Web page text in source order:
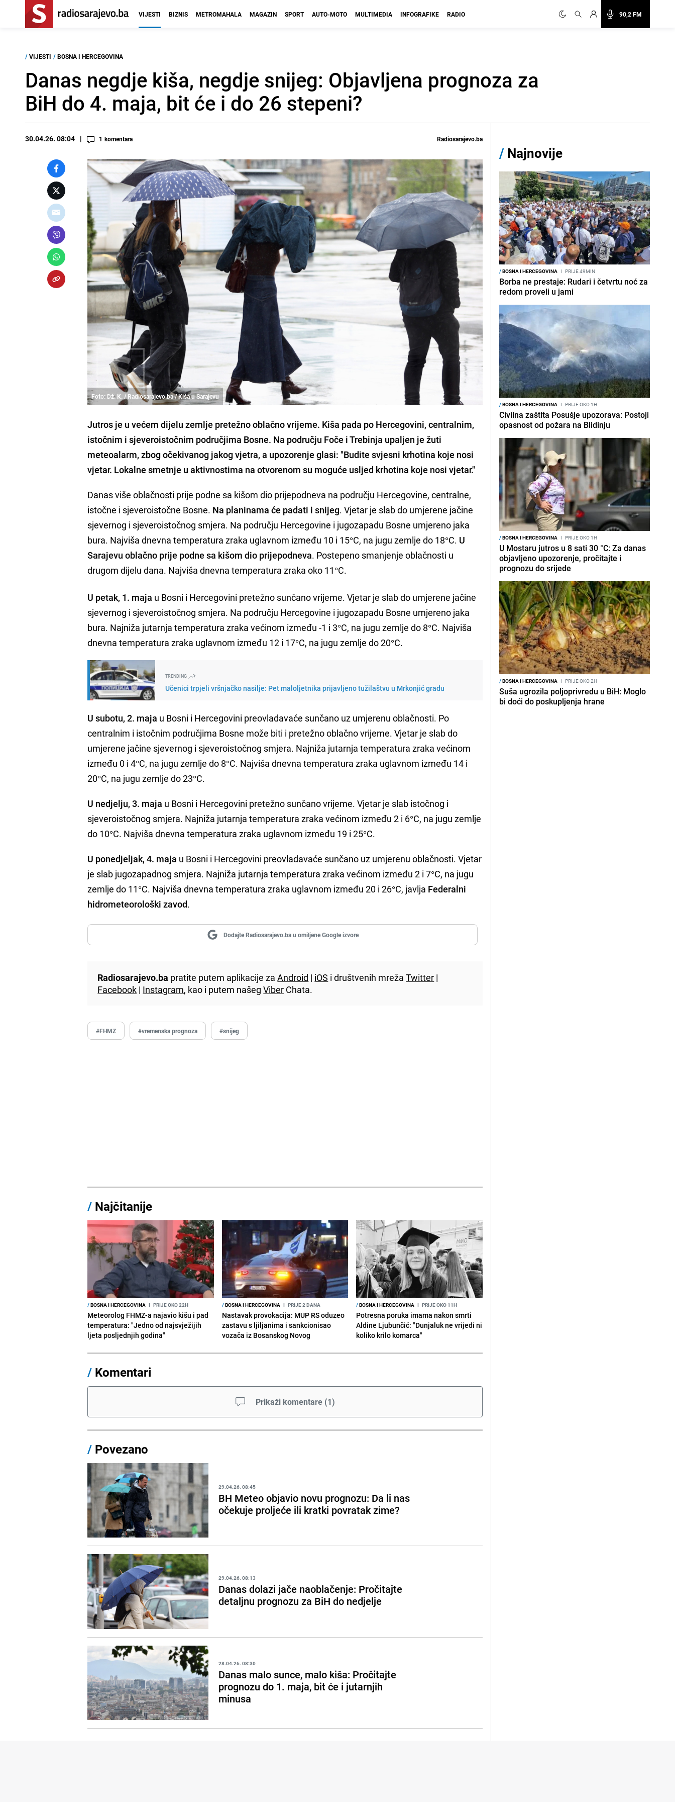
90,2 FM
VIJESTI BIZNIS METROMAHALA MAGAZIN SPORT AUTO-MOTO MULTIMEDIA INFOGRAFIKE RADIO
/ VIJESTI / BOSNA I HERCEGOVINA
Danas negdje kiša, negdje snijeg: Objavljena prognoza za
BiH do 4. maja, bit će i do 26 stepeni?
30.04.26. 08:04 1 komentara Radiosarajevo.ba
Foto: Dž. K. / Radiosarajevo.ba / Kiša u Sarajevu
Jutros je u većem dijelu zemlje pretežno oblačno vrijeme. Kiša pada po Hercegovini, centralnim,
istočnim i sjeveroistočnim područjima Bosne. Na području Foče i Trebinja upaljen je žuti
meteoalarm, zbog očekivanog jakog vjetra, a upozorenje glasi: "Budite svjesni krhotina koje nosi
vjetar. Lokalne smetnje u aktivnostima na otvorenom su moguće usljed krhotina koje nosi vjetar."
Danas više oblačnosti prije podne sa kišom dio prijepodneva na području Hercegovine, centralne,
istočne i sjeveroistočne Bosne. Na planinama će padati i snijeg. Vjetar je slab do umjerene jačine
sjevernog i sjeveroistočnog smjera. Na području Hercegovine i jugozapadu Bosne umjereno jaka
bura. Najviša dnevna temperatura zraka uglavnom između 10 i 15°C, na jugu zemlje do 18°C. U
Sarajevu oblačno prije podne sa kišom dio prijepodneva. Postepeno smanjenje oblačnosti u
drugom dijelu dana. Najviša dnevna temperatura zraka oko 11°C.
U petak, 1. maja u Bosni i Hercegovini pretežno sunčano vrijeme. Vjetar je slab do umjerene jačine
sjevernog i sjeveroistočnog smjera. Na području Hercegovine i jugozapadu Bosne umjereno jaka
bura. Najniža jutarnja temperatura zraka većinom između -1 i 3°C, na jugu zemlje do 8°C. Najviša
dnevna temperatura zraka uglavnom između 12 i 17°C, na jugu zemlje do 20°C.
TRENDING
Učenici trpjeli vršnjačko nasilje: Pet maloljetnika prijavljeno tužilaštvu u Mrkonjić gradu
U subotu, 2. maja u Bosni i Hercegovini preovladavaće sunčano uz umjerenu oblačnosti. Po
centralnim i istočnim područjima Bosne može biti i pretežno oblačno vrijeme. Vjetar je slab do
umjerene jačine sjevernog i sjeveroistočnog smjera. Najniža jutarnja temperatura zraka većinom
između 0 i 4°C, na jugu zemlje do 8°C. Najviša dnevna temperatura zraka uglavnom između 14 i
20°C, na jugu zemlje do 23°C.
U nedjelju, 3. maja u Bosni i Hercegovini pretežno sunčano vrijeme. Vjetar je slab istočnog i
sjeveroistočnog smjera. Najniža jutarnja temperatura zraka većinom između 2 i 6°C, na jugu zemlje
do 10°C. Najviša dnevna temperatura zraka uglavnom između 19 i 25°C.
U ponedjeljak, 4. maja u Bosni i Hercegovini preovladavaće sunčano uz umjerenu oblačnosti. Vjetar
je slab jugozapadnog smjera. Najniža jutarnja temperatura zraka većinom između 2 i 7°C, na jugu
zemlje do 11°C. Najviša dnevna temperatura zraka uglavnom između 20 i 26°C, javlja Federalni
hidrometeorološki zavod.
Dodajte Radiosarajevo.ba u omiljene Google izvore
Radiosarajevo.ba pratite putem aplikacije zaAndroid | iOS i društvenih mrežaTwitter |
Facebook | Instagram, kao i putem našegViber Chata.
#FHMZ #vremenska prognoza #snijeg
/ Najčitanije
/BOSNA I HERCEGOVINA I PRIJE OKO 22H
Meteorolog FHMZ-a najavio kišu i pad
temperatura: "Jedno od najsvježijih
ljeta posljednjih godina"
/BOSNA I HERCEGOVINA I PRIJE 2 DANA
Nastavak provokacija: MUP RS oduzeo
zastavu s ljiljanima i sankcionisao
vozača iz Bosanskog Novog
/BOSNA I HERCEGOVINA I PRIJE OKO 11H
Potresna poruka imama nakon smrti
Aldine Ljubunčić: "Dunjaluk ne vrijedi ni
koliko krilo komarca"
/ Komentari
Prikaži komentare (1)
/ Povezano
29.04.26. 08:45
BH Meteo objavio novu prognozu: Da li nas
očekuje proljeće ili kratki povratak zime?
29.04.26. 08:13
Danas dolazi jače naoblačenje: Pročitajte
detaljnu prognozu za BiH do nedjelje
28.04.26. 08:30
Danas malo sunce, malo kiša: Pročitajte
prognozu do 1. maja, bit će i jutarnjih
minusa
/ Najnovije
/BOSNA I HERCEGOVINA I PRIJE 49MIN
Borba ne prestaje: Rudari i četvrtu noć za
redom proveli u jami
/BOSNA I HERCEGOVINA I PRIJE OKO 1H
Civilna zaštita Posušje upozorava: Postoji
opasnost od požara na Blidinju
/BOSNA I HERCEGOVINA I PRIJE OKO 1H
U Mostaru jutros u 8 sati 30 °C: Za danas
objavljeno upozorenje, pročitajte i
prognozu do srijede
/BOSNA I HERCEGOVINA I PRIJE OKO 2H
Suša ugrozila poljoprivredu u BiH: Moglo
bi doći do poskupljenja hrane